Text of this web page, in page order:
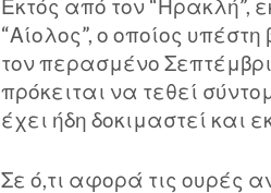
Εκτός από τον “Ηρακλή”,
“Αίολος”, ο οποίος
τον περασμένο
πρόκειται να τεθεί
έχει ήδη δοκιμαστεί και
Σε ό,τι αφορά τις ουρές